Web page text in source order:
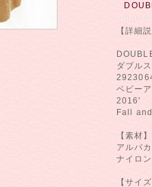
【詳細
ダブル
ベビー
2016'
Fall
【素材】
アルパ
ナイロ
【サイズ